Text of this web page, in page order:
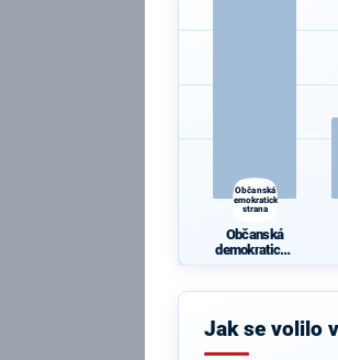
Občanská
demokratická
strana
Občanská
demokratická
Jak se volilo